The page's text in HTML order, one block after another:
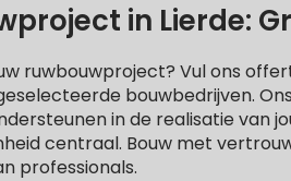
in Lierde:
ruwbouwproject? Vul ons
bouwbedrijven.
in de realisatie van
centraal. Bouw met
professionals.